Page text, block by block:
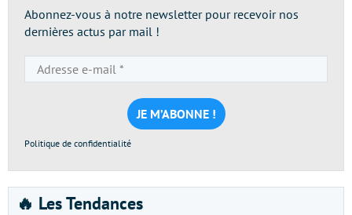
Abonnez-vous à notre newsletter pour recevoir nos
dernières actus par mail !
e-
mail
*
Politique de confidentialité
🔥 Les Tendances